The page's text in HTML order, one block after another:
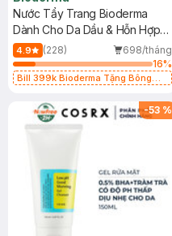
Nước Tẩy Trang Bioderma
Dành Cho Da Dầu & Hỗn Hợp
500ml
4.9 (228)
698/tháng
16%
Bill 399k Bioderma Tặng Bông
-53 %